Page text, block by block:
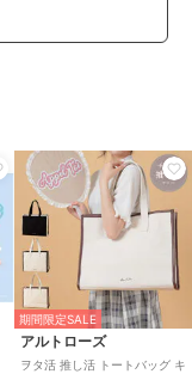
期間限定SALE
アルトローズ
ヲタ活 推し活 トートバッグ キ